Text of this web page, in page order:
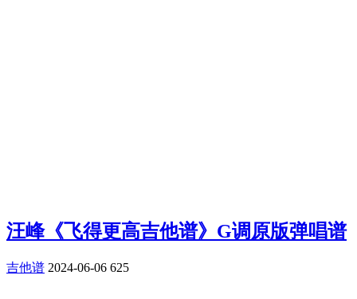
汪峰《飞得更高吉他谱》G调原版弹唱谱
吉他谱 2024-06-06 625